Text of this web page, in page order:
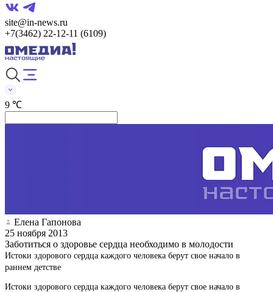
site@in-news.ru
+7(3462) 22-12-11 (6109)
9 ℃
Елена Гапонова
25 ноября 2013
Заботиться о здоровье сердца необходимо в молодости
Истоки здорового сердца каждого человека берут свое начало в
раннем детстве
Истоки здорового сердца каждого человека берут свое начало в